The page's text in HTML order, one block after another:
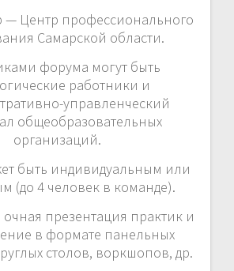
— Центр профессионального
Самарской области.
форума могут быть
работники и
управленческий
общеобразовательных
организаций.
быть индивидуальным или
(до 4 человек в команде).
презентация практик и
в формате панельных
столов, воркшопов, др.